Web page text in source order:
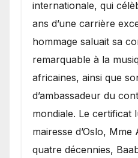
internationale, qui
ans d’une carrière
hommage saluait sa
remarquable à la
africaines, ainsi que
d’ambassadeur du
mondiale. Le certificat
mairesse d’Oslo,
quatre décennies,